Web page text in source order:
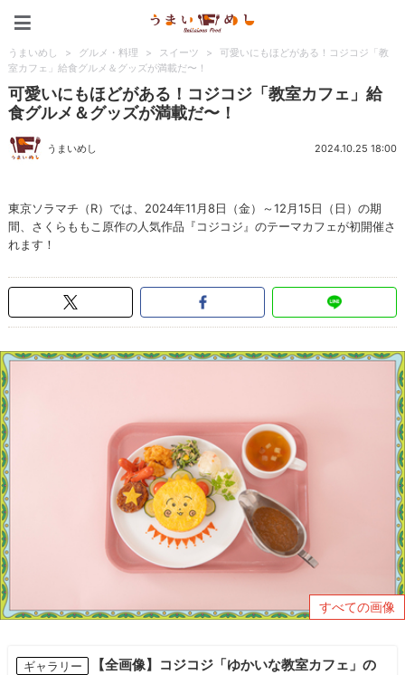
うまいめし > グルメ・料理 > スイーツ >
可愛いにもほどがある！コジコジ「教
室カフェ」給食グルメ＆グッズが満載だ〜！
可愛いにもほどがある！コジコジ「教室カフェ」給
食グルメ＆グッズが満載だ〜！
うまいめし 2024.10.25 18:00
東京ソラマチ（R）では、2024年11月8日（金）～12月15日（日）の期
間、さくらももこ原作の人気作品『コジコジ』のテーマカフェが初開催さ
れます！
すべての画像
ギャラリー
【全画像】コジコジ「ゆかいな教室カフェ」の